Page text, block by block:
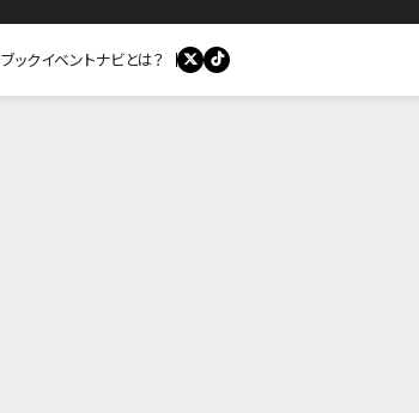
ブックイベントナビとは？